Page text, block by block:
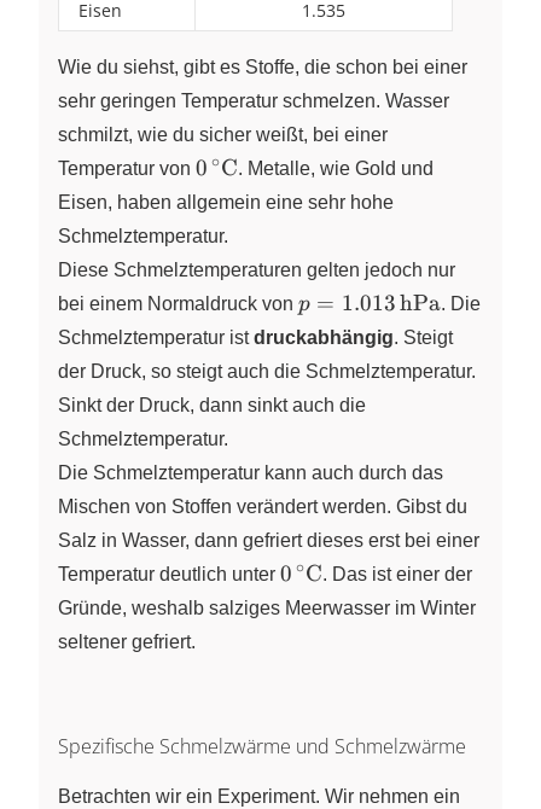
Eisen 1.535
Wie du siehst, gibt es Stoffe, die schon bei einer
sehr geringen Temperatur schmelzen. Wasser
schmilzt, wie du sicher weißt, bei einer
Temperatur von 0\,^\circ\pu{C}
0 ∘C. Metalle, wie Gold und
Eisen, haben allgemein eine sehr hohe
Schmelztemperatur.
Diese Schmelztemperaturen gelten jedoch nur
bei einem Normaldruck von p=1.013\,\pu{hPa}
p = 1.013hPa. Die
Schmelztemperatur istdruckabhängig. Steigt
der Druck, so steigt auch die Schmelztemperatur.
Sinkt der Druck, dann sinkt auch die
Schmelztemperatur.
Die Schmelztemperatur kann auch durch das
Mischen von Stoffen verändert werden. Gibst du
Salz in Wasser, dann gefriert dieses erst bei einer
Temperatur deutlich unter 0\,^\circ\pu{C}
0 ∘C. Das ist einer der
Gründe, weshalb salziges Meerwasser im Winter
seltener gefriert.
Spezifische Schmelzwärme und Schmelzwärme
Betrachten wir ein Experiment. Wir nehmen ein